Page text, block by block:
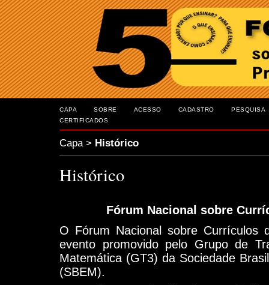
CAPA SOBRE ACESSO CADASTRO
PESQUISA
CERTIFICADOS
Capa> Histórico
Histórico
Fórum Nacional sobre
O Fórum Nacional sobre Currículos
evento promovido pelo Grupo de
Matemática (GT3) da Sociedade
(SBEM).